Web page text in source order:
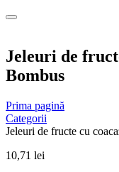
Jeleuri de
Bombus
Prima pagină
Categorii
Jeleuri de fructe cu
10,71 lei